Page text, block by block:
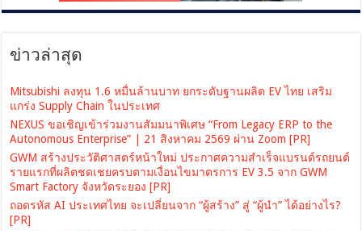
ข่าวล่าสุด
Mitsubishi ลงทุน 1.6 หมื่นล้านบาท ยกระดับฐานผลิต EV ไทย เสริม
แกร่ง Supply Chain ในประเทศ
NEXUS ขอเชิญเข้าร่วมงานสัมมนาพิเศษ “From Legacy ERP to the
Autonomous Enterprise” | 21 สิงหาคม 2569 ผ่าน Zoom [PR]
GWM สร้างประวัติศาสตร์หน้าใหม่ ประกาศความสำเร็จแบรนด์รถยนต์
รายแรกที่ผลิตชดเชยครบตามเงื่อนไขมาตรการ EV 3.5 จาก GWM
Smart Factory จังหวัดระยอง [PR]
ถอดรหัส AI ประเทศไทย จะเปลี่ยนจาก “ผู้สร้าง” สู่ “ผู้นำ” ได้อย่างไร?
[PR]